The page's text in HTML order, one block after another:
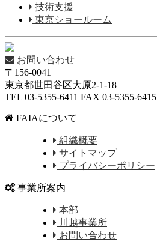
技術支援
東京ショールーム
お問い合わせ
〒156-0041
東京都世田谷区大原2-1-18
TEL 03-5355-6411 FAX 03-5355-6415
FAIAについて
組織概要
サイトマップ
プライバシーポリシー
事業所案内
本部
川越事業所
お問い合わせ